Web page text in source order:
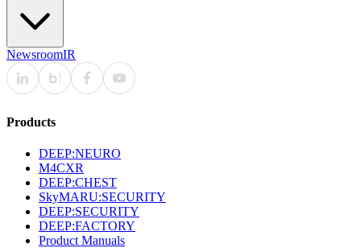
NewsroomIR
Products
DEEP:NEURO
M4CXR
DEEP:CHEST
SkyMARU:SECURITY
DEEP:SECURITY
DEEP:FACTORY
Product Manuals